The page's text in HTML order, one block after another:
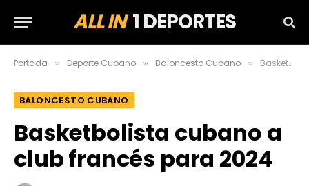
ALL IN1 DEPORTES
Portada » Deporte Cubano » Baloncesto Cubano » Basketbolista cubano a club francés para 2024
BALONCESTO CUBANO
Basketbolista cubano a
club francés para 2024